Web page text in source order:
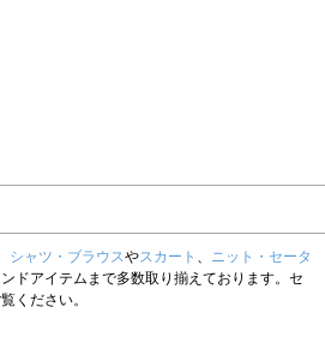
シャツ・ブラウスやスカート 、 ニット・セータ
ドアイテムまで多数取り揃えております。セ
ください。